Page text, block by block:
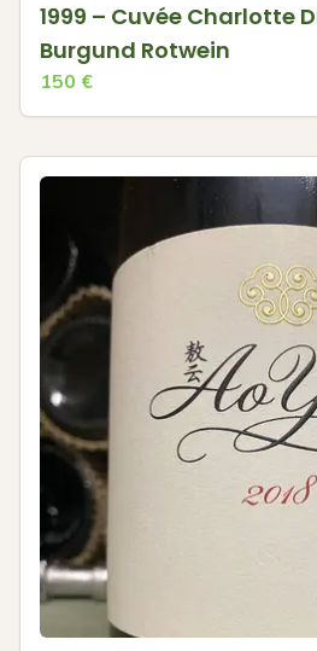
1999 – Cuvée Charlotte
Burgund Rotwein
150 €